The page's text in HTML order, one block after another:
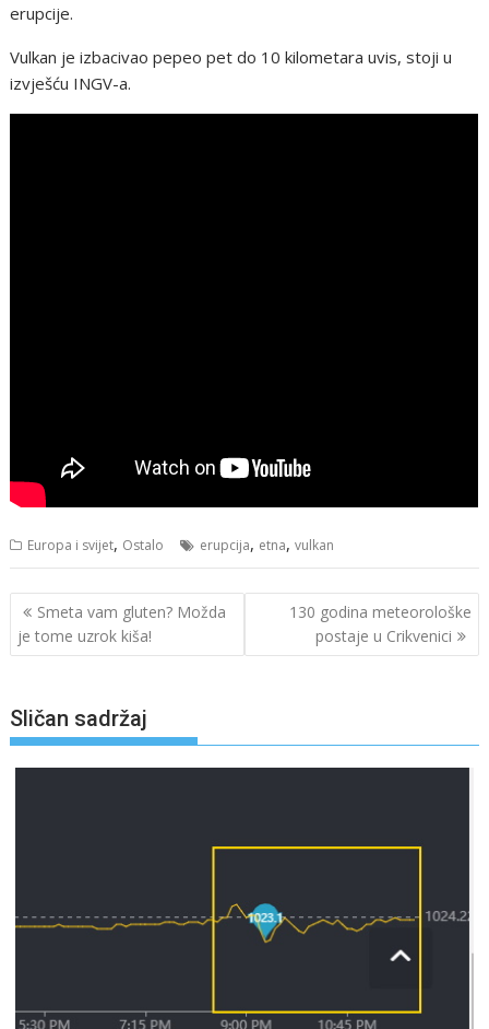
erupcije.
Vulkan je izbacivao pepeo pet do 10 kilometara uvis, stoji u
izvješću INGV-a.
Europa i svijet, Ostalo erupcija, etna,vulkan
Navigacija
objava
Smeta vam gluten? Možda
je tome uzrok kiša!
130 godina meteorološke
postaje u Crikvenici
Sličan sadržaj